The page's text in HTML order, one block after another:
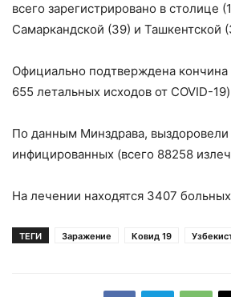
всего зарегистрировано в столице
Самаркандской (39) и Ташкентской
Официально подтверждена кончина
655 летальных исходов от COVID-
По данным Минздрава,
инфицированных (всего 88258
На лечении находятся 3407
ТЕГИ Заражение Ковид 19